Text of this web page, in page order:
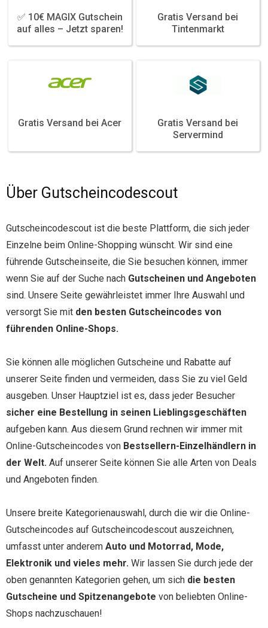
Featured
✅ 10€ MAGIX Gutschein
auf alles – Jetzt sparen!
Featured
Gratis Versand bei
Tintenmarkt
Gratis Versand bei Acer
Featured
Gratis Versand bei
Servermind
Über Gutscheincodescout
Gutscheincodescout ist die beste Plattform, die sich jeder
Einzelne beim Online-Shopping wünscht. Wir sind eine
führende Gutscheinseite, die Sie besuchen können, immer
wenn Sie auf der Suche nach Gutscheinen und Angeboten
sind. Unsere Seite gewährleistet immer Ihre Auswahl und
versorgt Sie mit den besten Gutscheincodes von
führenden Online-Shops.
Sie können alle möglichen Gutscheine und Rabatte auf
unserer Seite finden und vermeiden, dass Sie zu viel Geld
ausgeben. Unser Hauptziel ist es, dass jeder Besucher
sicher eine Bestellung in seinen Lieblingsgeschäften
aufgeben kann. Aus diesem Grund rechnen wir immer mit
Online-Gutscheincodes von Bestsellern-Einzelhändlern in
der Welt. Auf unserer Seite können Sie alle Arten von Deals
und Angeboten finden.
Unsere breite Kategorienauswahl, durch die wir die Online-
Gutscheincodes auf Gutscheincodescout auszeichnen,
umfasst unter anderem Auto und Motorrad, Mode,
Elektronik und vieles mehr. Wir lassen Sie durch jede der
oben genannten Kategorien gehen, um sich die besten
Gutscheine und Spitzenangebote von beliebten Online-
Shops nachzuschauen!